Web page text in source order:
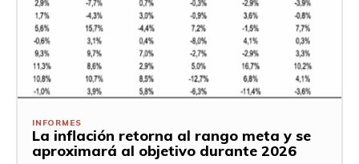
INFORMES
La inflación retorna al rango meta y se
aproximará al objetivo durante 2026